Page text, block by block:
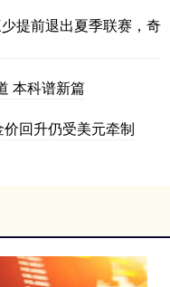
提前退出夏季联赛，奇
本科谱新篇
回升仍受美元牵制